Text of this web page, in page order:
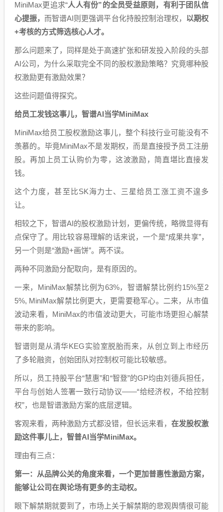
MiniMax更追求“人人有份”的全员受益原则，有利于团队信
心提振，而智谱AI则更强调平台化持股控制治理权， 以期权
+考核的方式筛选核心人才。
那么问题来了，同样是处于高速扩张和研发投入阶段的头部
AI公司，为什么采取完全不同的股权激励策略？究竟哪种股
权激励更有激励效果？
这些问题值得探究。
给员工发钱这事儿，智谱AI当学MiniMax
MiniMax给员工股权激励这事儿，整个科技行业可能没有不
羡慕的。毕竟MiniMax不是发期权，而是直接授予员工注册
股。再加上员工认购价为零，这波激励，简直堪比直接发
钱。
这个力度，甚至比SK海力士、三星给员工涨工资不遑多
让。
相较之下，智谱AI的股权激励计划，更偏传统，略微显得有
点保守了。用比较容易理解的话来说，一个是“成果共享”，
另一个则是“激励+画饼”。两不误。
两种不同激励分配取向，是有原因的。
一来，MiniMax解禁比例为63%，智谱解禁比例约15%至2
5%, MiniMax解禁比例更大，更需要稳军心。二来，从市值
波动来看，MiniMax的市值波动更大，可能市场更担心解禁
带来的影响。
智谱则是从清华KEG实验室脱胎而来，从创立到上市经历
了多轮融资，创始团队对控制权可能比较敏感。
所以，员工持股平台“慧惠”和“智登”的GP均由刘德兵担任，
平台与创始人签署一致行动协议——“给经济权，不给控制
权”，也是智谱激励方案的底层逻辑。
客观来看，两种激励方式都没错，但长远来看， 在发股权激
励这件事儿上，智普AI当学MiniMax。
理由有三点：
第一：从品牌公关的角度来看，一个更加普惠性激励方案，
能够让公司在舆论场有更多的主动权。
眼下解禁期就要到了，市场上关于解禁期的悲观舆情很可能